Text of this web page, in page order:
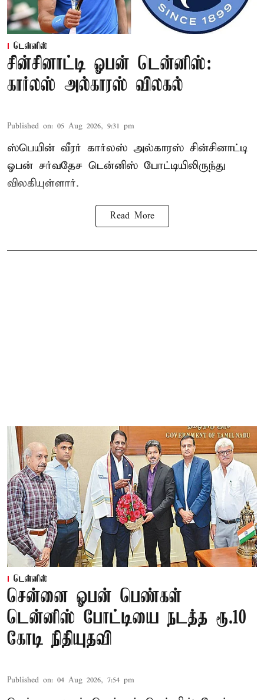
டென்னிஸ்
சின்சினாட்டி ஓபன் டென்னிஸ்:
கார்லஸ் அல்காரஸ் விலகல்
Published on: 05 Aug 2026, 9:31 pm
ஸ்பெயின் வீரர் கார்லஸ் அல்காரஸ் சின்சினாட்டி
ஓபன் சர்வதேச டென்னிஸ் போட்டியிலிருந்து
விலகியுள்ளார்.
Read More
டென்னிஸ்
சென்னை ஓபன் பெண்கள்
டென்னிஸ் போட்டியை நடத்த ரூ.10
கோடி நிதியுதவி
Published on: 04 Aug 2026, 7:54 pm